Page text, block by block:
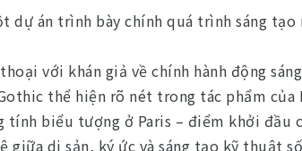
dự án trình bày chính quá trình sáng
với khán giả về chính hành động
thể hiện rõ nét trong tác phẩm của
tính biểu tượng ở Paris – điểm khởi đầu
giữa di sản, ký ức và sáng tạo kỹ thuật